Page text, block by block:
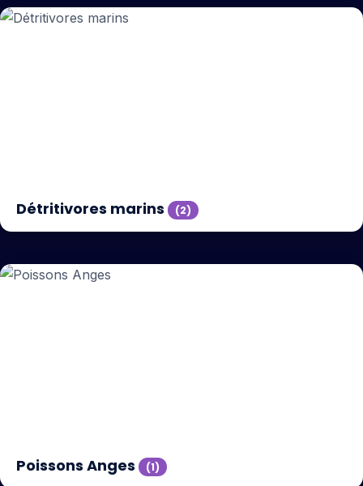
Détritivores marins (2)
Poissons Anges (1)